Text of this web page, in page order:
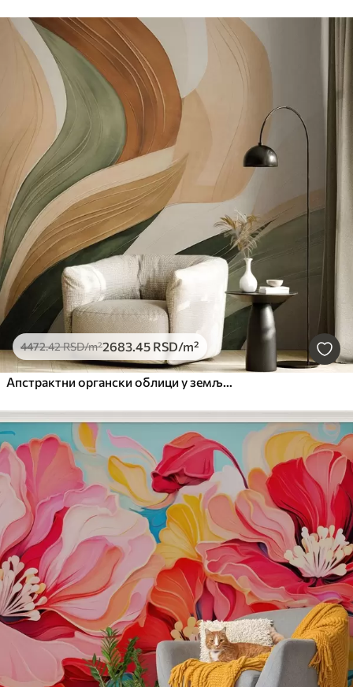
4472.42RSD/m²2683.45 RSD/m²
Апстрактни органски облици у земљаним тоновима зелене, браон и беж боје са текућим текстурама